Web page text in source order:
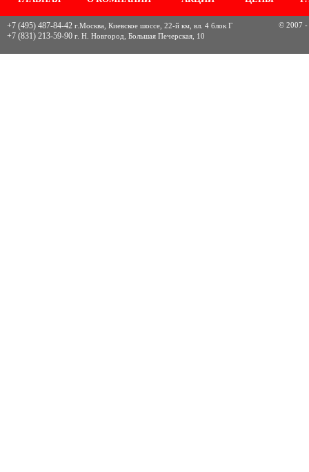
+7 (495) 487-84-42 г.Москва, Киевское шоссе, 22-й км, вл. 4 блок Г
+7 (831) 213-59-90 г. Н. Новгород, Большая Печерская, 10
© 2007